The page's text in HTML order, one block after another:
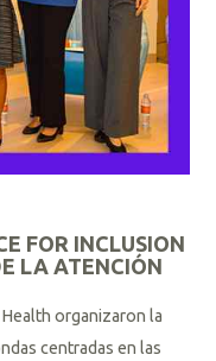
FOR INCLUSION
LA ATENCIÓN
organizaron la
centradas en las